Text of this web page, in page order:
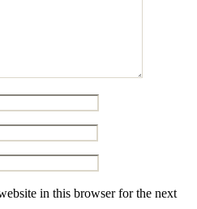
in this browser for the next